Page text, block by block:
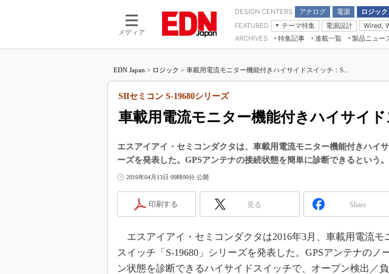
メディア
DESIGN CENTERS アナログ
電源
モーター
ロジック
LSI
受動部品
FEATURED
テーマ特集
つながるクルマ
エレクトロニクス入門
医療エレ（EE Times Japan）
製品解剖（EE Times Japan）
電源設計 Wired,
モーター入門マイコン講座 計
ARCHIVES 特集記事
連載一覧
マイクロプロセッサ懐古録
中堅技術者に贈る電子部品“徹底”活
用講座
たった2つの式で始めるDC/DCコン
バーターの設計
DC-DCコンバーター活用講座
Wired, Weird
マイコン講座
Q&Aで学ぶマイコン講座
記録計／データロガーの基礎知識
アナログ設計のきほん／ADCとノイ
ズ編
製品ニュー
電子ブックレット
EDN Japan > ロジック > 車載用電流モニター機能付きハイサイドスイッチ：S...
車載用電流モニター機能付きハイサイ
SIIセミコン S-19680シリーズ
エスアイアイ・セミコンダクタは、車載用電流モニター機能付きハイ
ーズを発表した。GPSアンテナの接続状態を簡単に診断できるという。
2016年04月13日 09時00分 公開
印刷する 見る Share
エスアイアイ・セミコンダクタは2016年3月、車載用電流モ
スイッチ「S-19680」シリーズを発表した。GPSアンテナのノ
ン状態を診断できるハイサイドスイッチで、オープン検出／